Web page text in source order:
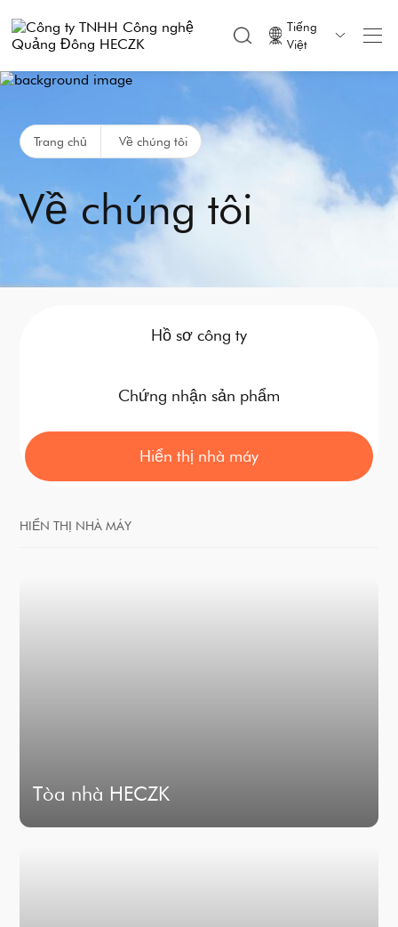
Tiếng
Việt

Trang chủ Về chúng tôi
Về chúng tôi
Hồ sơ công ty
Chứng nhận sản phẩm
Hiển thị nhà máy
HIỂN THỊ NHÀ MÁY
Tòa nhà HECZK